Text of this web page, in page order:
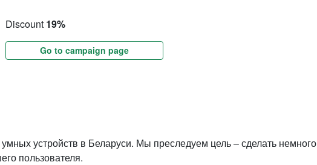
Discount 19%
Go to campaign page
устройств в Беларуси. Мы преследуем цель – сделать немного
пользователя.